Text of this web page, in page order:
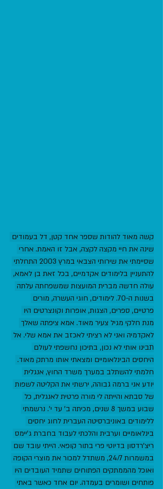
קשה מאוד להודות שספר אחד קטן, דל בעמודים
שינה את חיי מקצה לקצה, אבל זו האמת. אחרי
שסיימתי את שירותי הצבאי במרץ 2003 התחלתי
להתעניין בלימודים אקדמיים, בכל זאת בן לאמא,
עולה חדשה מברית המועצות שמשפחתה עלתה
בשנות ה-70. לימודים, חוגי העשרה, מורים
פרטיים, ספרים, הצגות, אופרות וקונצרטים היו
מנת חלקי מגיל צעיר מאוד. אמא ציפתה שאלך
לאקדמיה ואני לא רציתי לאכזב את אמא שלי. אל
תבינו אותי לא נכון, בתיכון נחשפתי לעולם
היחסים הבינלאומיים ומצאתי אותו מרתק מאוד.
חלמתי להשתלב במערך משרד החוץ, אנגלית
יודע אני ברמה גבוהה, ירשתי את הקליטה לשפות
של סבתא והייתה לי מורה פרטית לאנגלית, כל
שבוע במשך 8 שנים, מכיתה ב' עד י'. נרשמתי
ללימודים באוניברסיטה העברית לחוג יחסים
בינלאומיים וערבית והלכתי לעבוד בחברת ג'יימס
ריצ'רדסון בדיוטי פרי בתור קופאי. הייתי עובד שם
במשמרות 24/7, משתדל למכור את מוצרי הקופה
ואוכל מהממתקים הפתוחים שתמיד העובדים היו
פותחים ושומרים בעמדה. יום אחד כאשר באתי